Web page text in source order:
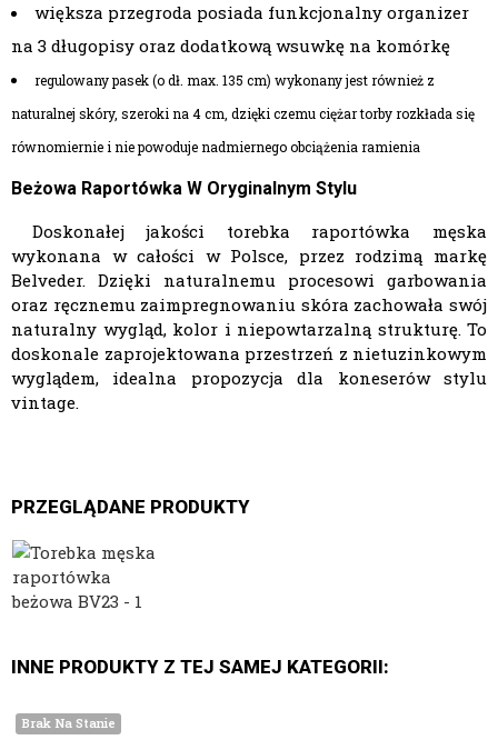
większa przegroda posiada funkcjonalny organizer
na 3 długopisy oraz dodatkową wsuwkę na komórkę
regulowany pasek (o dł. max. 135 cm) wykonany jest również z
naturalnej skóry, szeroki na 4 cm, dzięki czemu ciężar torby rozkłada się
równomiernie i nie powoduje nadmiernego obciążenia ramienia
Beżowa Raportówka W Oryginalnym Stylu
Doskonałej jakości torebka raportówka męska
wykonana w całości w Polsce, przez rodzimą markę
Belveder. Dzięki naturalnemu procesowi garbowania
oraz ręcznemu zaimpregnowaniu skóra zachowała swój
naturalny wygląd, kolor i niepowtarzalną strukturę. To
doskonale zaprojektowana przestrzeń z nietuzinkowym
wyglądem, idealna propozycja dla koneserów stylu
vintage.
PRZEGLĄDANE PRODUKTY
INNE PRODUKTY Z TEJ SAMEJ KATEGORII:
Brak Na Stanie